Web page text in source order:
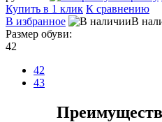
Купить в 1 клик К сравнению
В избранное
В
Размер обуви:
42
42
43